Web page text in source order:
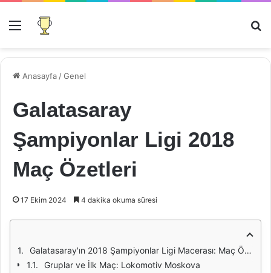
Menü
Anasayfa /Genel
Galatasaray
Şampiyonlar Ligi 2018
Maç Özetleri
17 Ekim 2024 4 dakika okuma süresi
Galatasaray'ın 2018 Şampiyonlar Ligi Macerası: Maç Özetleri ve Duygusal Anlar
Gruplar ve İlk Maç: Lokomotiv Moskova